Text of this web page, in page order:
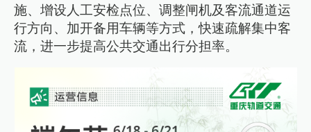
施、增设人工安检点位、调整闸机及客流通道运
行方向、加开备用车辆等方式，快速疏解集中客
流，进一步提高公共交通出行分担率。